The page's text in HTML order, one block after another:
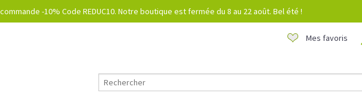
-10% Code REDUC10. Notre boutique est fermée du 8 au 22 août. Bel été !
Mes favoris